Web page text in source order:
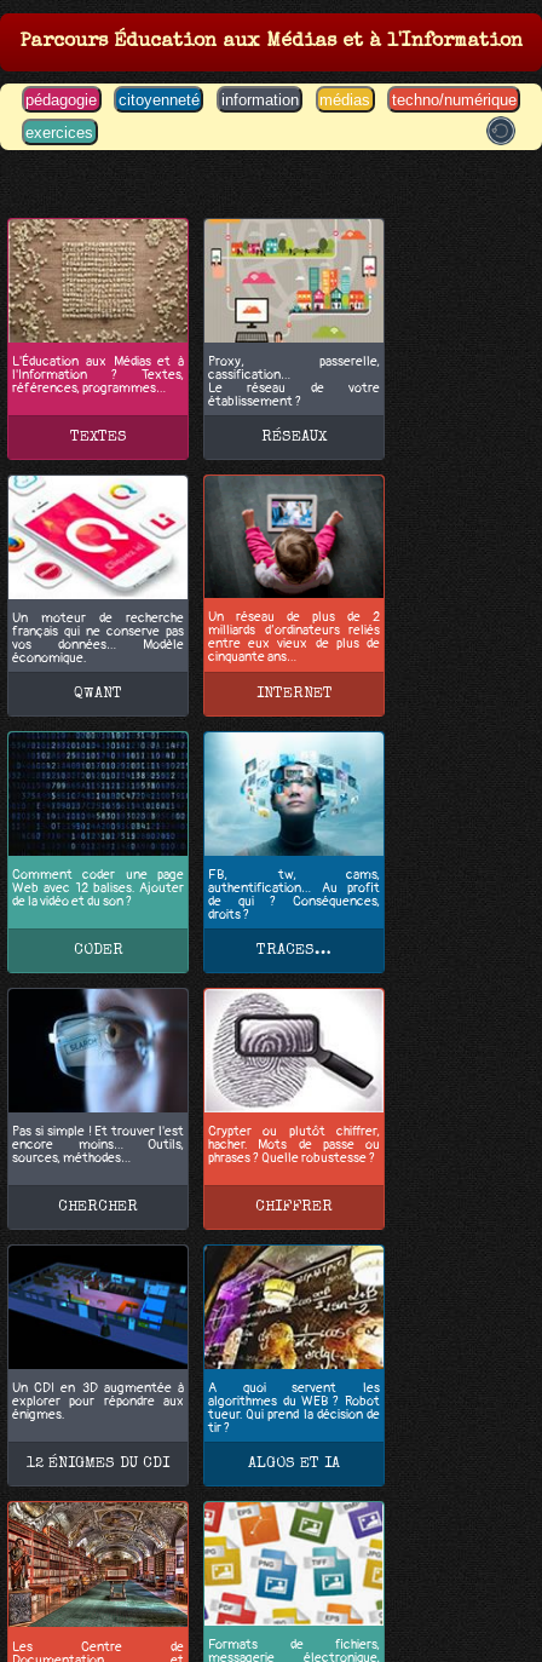
Parcours Éducation aux Médias et à l'Information
pédagogie citoyenneté information médias
techno/numérique
exercices
L'Éducation aux Médias et à
l'Information ? Textes,
références, programmes…
TEXTES
Proxy, passerelle,
cassification…
Le réseau de votre
établissement ?
RÉSEAUX
Un moteur de recherche
français qui ne conserve pas
vos données… Modèle
économique.
QWANT
Un réseau de plus de 2
milliards d’ordinateurs reliés
entre eux vieux de plus de
cinquante ans…
INTERNET
Comment coder une page
Web avec 12 balises. Ajouter
de la vidéo et du son ?
CODER
FB, tw, cams,
authentification… Au profit
de qui ? Conséquences,
droits ?
TRACES…
Pas si simple ! Et trouver l'est
encore moins… Outils,
sources, méthodes…
CHERCHER
Crypter ou plutôt chiffrer,
hacher. Mots de passe ou
phrases ? Quelle robustesse ?
CHIFFRER
Un CDI en 3D augmentée à
explorer pour répondre aux
énigmes.
12 ÉNIGMES DU CDI
A quoi servent les
algorithmes du WEB ? Robot
tueur. Qui prend la décision de
tir ?
ALGOS ET IA
Les Centre de
Formats de fichiers,
messagerie électronique,